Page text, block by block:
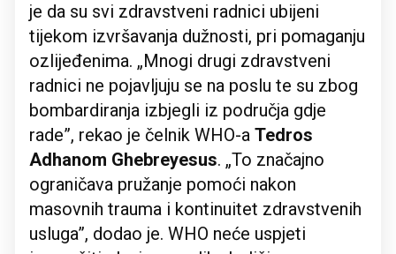
je da su svi zdravstveni radnici ubijeni
tijekom izvršavanja dužnosti, pri pomaganju
ozlijeđenima. „Mnogi drugi zdravstveni
radnici ne pojavljuju se na poslu te su zbog
bombardiranja izbjegli iz područja gdje
rade”, rekao je čelnik WHO-a Tedros
Adhanom Ghebreyesus. „To značajno
ograničava pružanje pomoći nakon
masovnih trauma i kontinuitet zdravstvenih
usluga”, dodao je. WHO neće uspjeti